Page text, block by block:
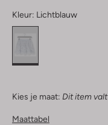
Kleur: Lichtblauw
Kies je maat: Dit item
Maattabel